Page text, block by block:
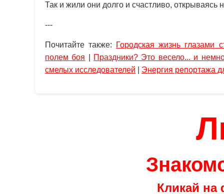
Так и жили они долго и счастливо,
---
Почитайте также:
Городская жизнь глазами
полем боя
Праздники? Это весело... и
смелых исследователей
Энергия репортажа
Кликай на